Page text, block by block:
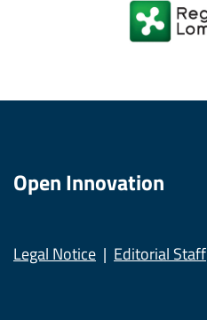
Open Innovation
Legal Notice Editorial Staff